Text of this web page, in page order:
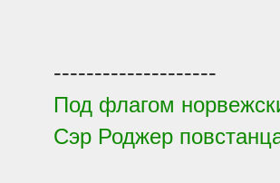
--------------------
Под флагом
Сэр Роджер